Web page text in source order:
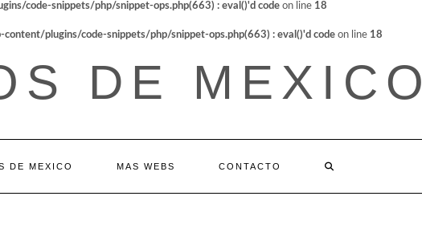
code-snippets/php/snippet-ops.php(663) : eval()'d code on line 18
plugins/code-snippets/php/snippet-ops.php(663) : eval()'d code on line 18
DE MEXICO
DE MEXICO MAS WEBS CONTACTO